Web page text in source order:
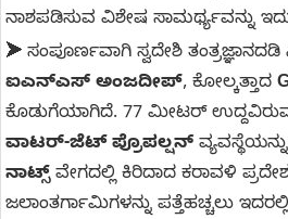
ನಾಶಪಡಿಸುವ ವಿಶೇಷ ಸಾಮರ್ಥ್ಯವನ್ನು
➤ ಸಂಪೂರ್ಣವಾಗಿ ಸ್ವದೇಶಿ
ಐಎನ್‌ಎಸ್ ಅಂಜದೀಪ್, ಕೋಲ್ಕತ್ತಾದ
ಕೊಡುಗೆಯಾಗಿದೆ. 77 ಮೀಟರ್
ವಾಟರ್-ಜೆಟ್ ಪ್ರೊಪಲ್ಷನ್
ನಾಟ್ಸ್ವೇಗದಲ್ಲಿ ಕಿರಿದಾದ ಕರಾವಳಿ
ಜಲಾಂತರ್ಗಾಮಿಗಳನ್ನು ಪತ್ತೆಹಚ್ಚಲು